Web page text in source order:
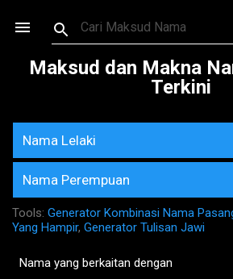
Skip to main content
Maksud dan Makna
Terkini
Nama Lelaki
Nama Perempuan
Tools: Generator Kombinasi Nama
Yang Hampir, Generator Tulisan Jawi
Nama yang berkaitan dengan